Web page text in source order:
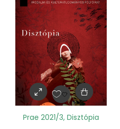
Prae 2021/3, Disztópia